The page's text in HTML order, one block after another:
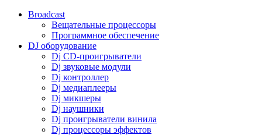
Broadcast
Вещательные процессоры
Программное обеспечение
DJ оборудование
Dj CD-проигрыватели
Dj звуковые модули
Dj контроллер
Dj медиаплееры
Dj микшеры
Dj наушники
Dj проигрыватели винила
Dj процессоры эффектов